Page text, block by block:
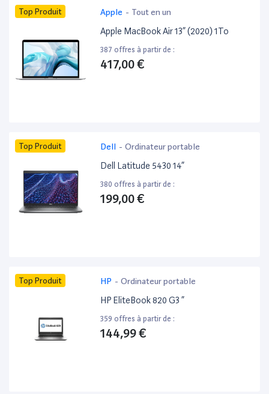
Top Produit Apple - Tout en un
Apple MacBook Air 13” (2020) 1To
387 offres à partir de :
417,00 €
Top Produit Dell - Ordinateur portable
Dell Latitude 5430 14”
380 offres à partir de :
199,00 €
Top Produit HP - Ordinateur portable
HP EliteBook 820 G3 ”
359 offres à partir de :
144,99 €